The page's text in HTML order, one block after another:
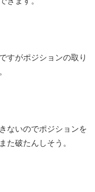
すがポジションの取り
ないのでポジションを
た破たんしそう。